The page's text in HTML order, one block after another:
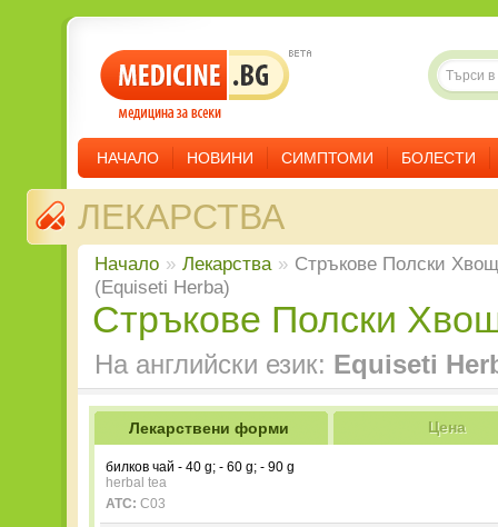
НАЧАЛО НОВИНИ СИМПТОМИ БОЛЕСТИ
ЛЕКАРСТВА
Начало » Лекарства » Стръкове Полски Хвощ
(Equiseti Herba)
Стръкове Полски
На английски език: Equiseti
Лекарствени форми Цена
Цена
билков чай - 40 g; - 60 g; - 90 g
herbal tea
ATC: C03